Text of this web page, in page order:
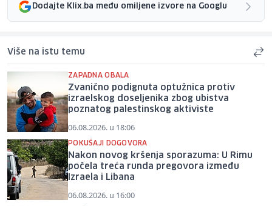
Dodajte Klix.ba među omiljene izvore na Googlu
Više na istu temu
ZAPADNA OBALA
Zvanično podignuta optužnica protiv
izraelskog doseljenika zbog ubistva
poznatog palestinskog aktiviste
06.08.2026. u 18:06
POKUŠAJI DOGOVORA
Nakon novog kršenja sporazuma: U Rimu
počela treća runda pregovora između
Izraela i Libana
06.08.2026. u 16:00